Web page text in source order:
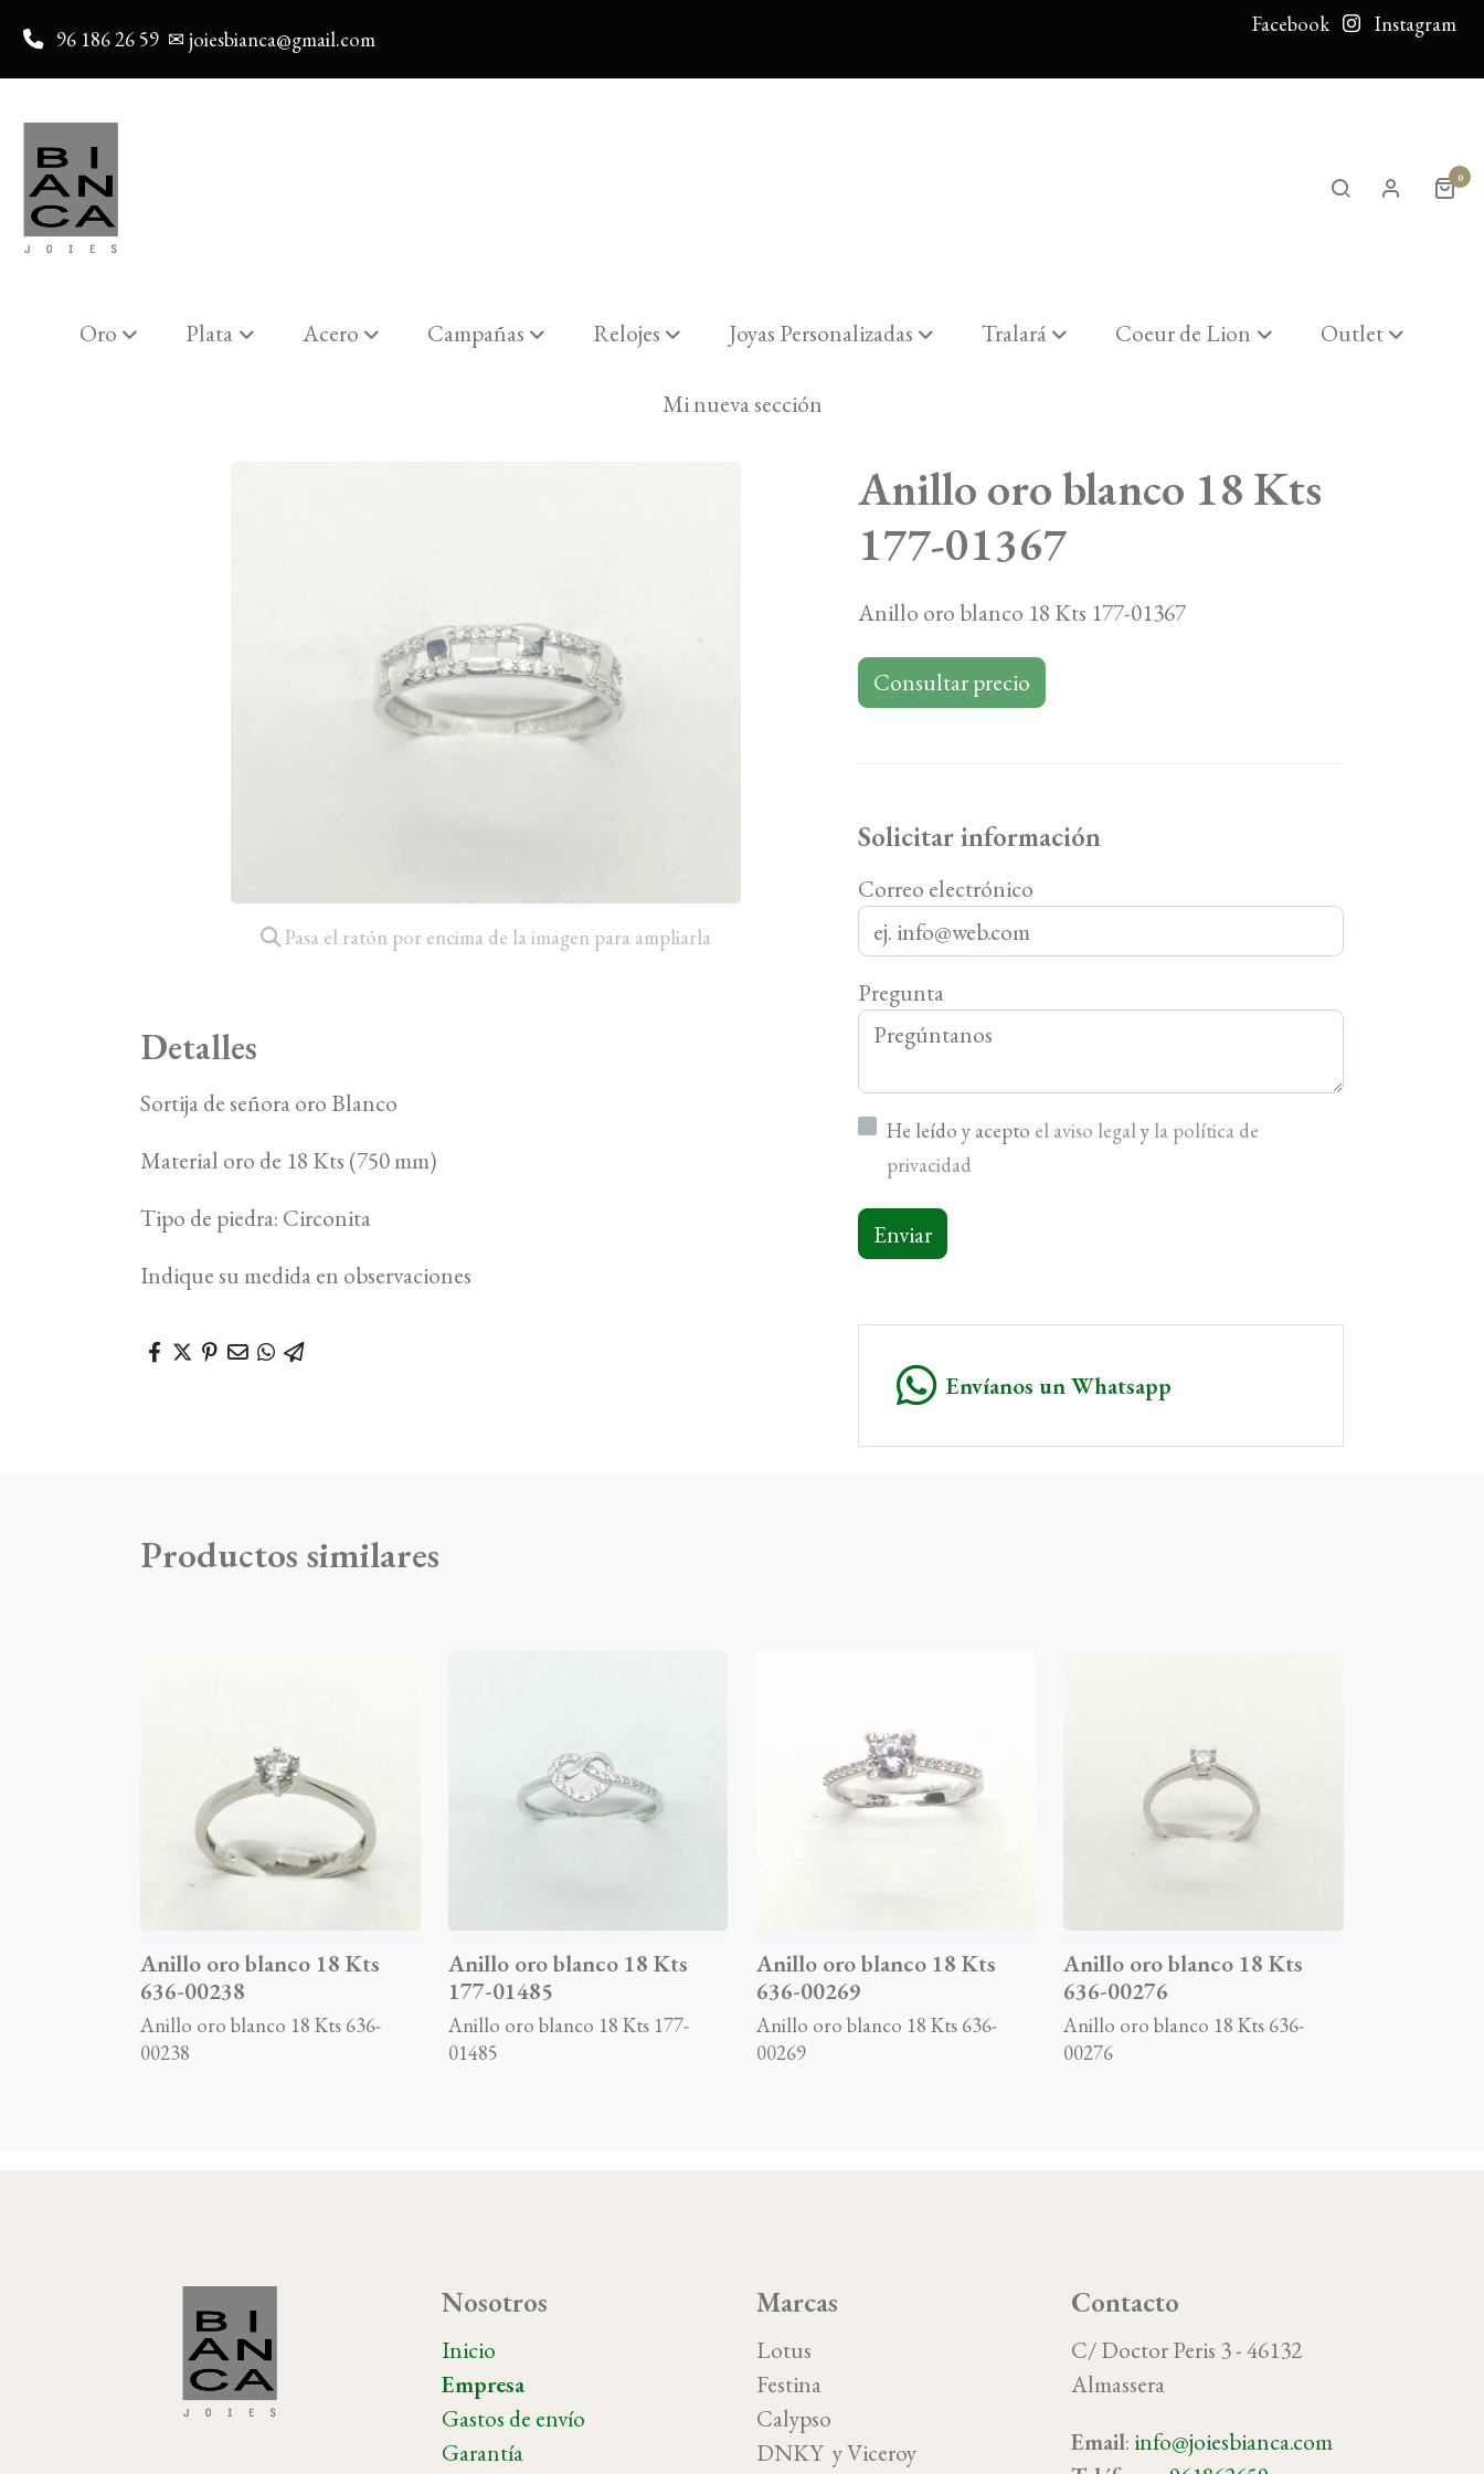
96 186 26 59 ✉ joiesbianca@gmail.com
Facebook Instagram
0
Oro Plata Acero Campañas Relojes Joyas Personalizadas Tralará Coeur de Lion Outlet
Mi nueva sección
Pasa el ratón por encima de la imagen para ampliarla
Detalles
Sortija de señora oro Blanco
Material oro de 18 Kts (750 mm)
Tipo de piedra: Circonita
Indique su medida en observaciones
Anillo oro blanco 18 Kts
177-01367
Anillo oro blanco 18 Kts 177-01367
Consultar precio
Solicitar información
Correo electrónico
Pregunta
He leído y acepto el aviso legaly la política de
privacidad
Enviar
Envíanos un Whatsapp
Productos similares
Anillo oro blanco 18 Kts
636-00238
Anillo oro blanco 18 Kts 636-
00238
Anillo oro blanco 18 Kts
177-01485
Anillo oro blanco 18 Kts 177-
01485
Anillo oro blanco 18 Kts
636-00269
Anillo oro blanco 18 Kts 636-
00269
Anillo oro blanco 18 Kts
636-00276
Anillo oro blanco 18 Kts 636-
00276
Nosotros
Inicio
Empresa
Gastos de envío
Garantía
Marcas
Lotus
Festina
Calypso
DNKY y Viceroy
Contacto
C/ Doctor Peris 3 - 46132
Almassera
Email: info@joiesbianca.com